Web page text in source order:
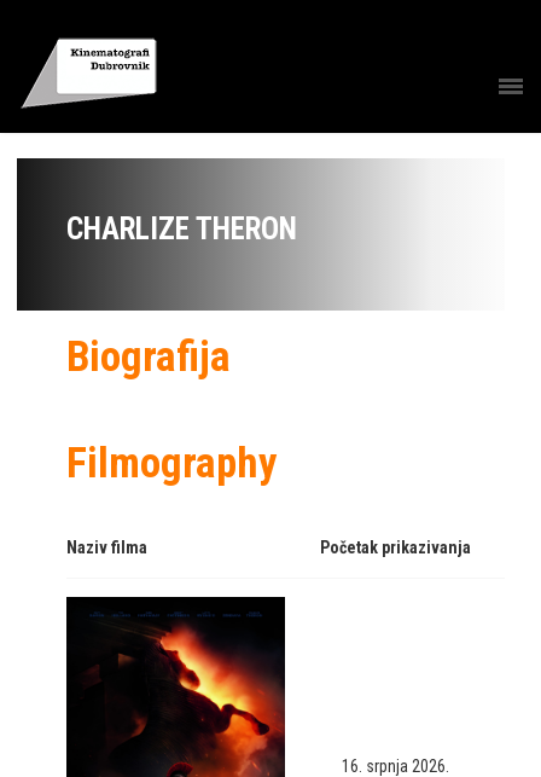
CHARLIZE THERON
Biografija
Filmography
Naziv filma Početak prikazivanja
16. srpnja 2026.